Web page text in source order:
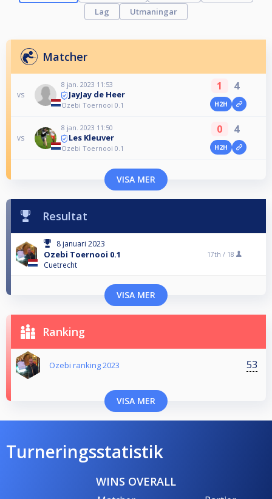
Lag
Utmaningar
Matcher
vs
8 jan. 2023 11:53
JayJay de Heer
Ozebi Toernooi 0.1
1 4
H2H
vs
8 jan. 2023 11:50
Les Kleuver
Ozebi Toernooi 0.1
0 4
H2H
VISA MER
Resultat
8 januari 2023
Ozebi Toernooi 0.1
Cuetrecht
17th / 18
VISA MER
Ranking
Ozebi ranking 2023 53
VISA MER
Turneringsstatistik
WINS OVERALL